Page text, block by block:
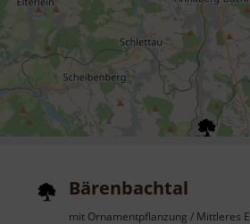
Bärenbachtal
mit Ornamentpflanzung / Mittleres